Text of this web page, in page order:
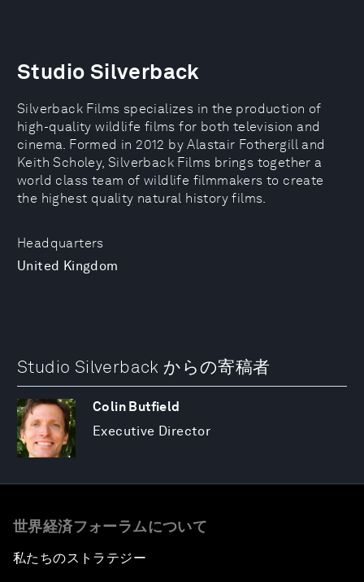
Headquarters
United Kingdom
Studio Silverback
Silverback Films specializes in the production of
high-quality wildlife films for both television and
cinema. Formed in 2012 by Alastair Fothergill and
Keith Scholey, Silverback Films brings together a
world class team of wildlife filmmakers to create
the highest quality natural history films.
Studio Silverback からの寄稿者
Colin Butfield
Executive Director
世界経済フォーラムについて
私たちのストラテジー